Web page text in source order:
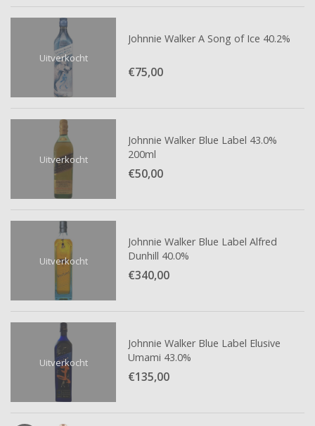
Uitverkocht
Johnnie Walker A Song of Ice 40.2%
€75,00
Uitverkocht
Johnnie Walker Blue Label 43.0%
200ml
€50,00
Uitverkocht
Johnnie Walker Blue Label Alfred
Dunhill 40.0%
€340,00
Uitverkocht
Johnnie Walker Blue Label Elusive
Umami 43.0%
€135,00